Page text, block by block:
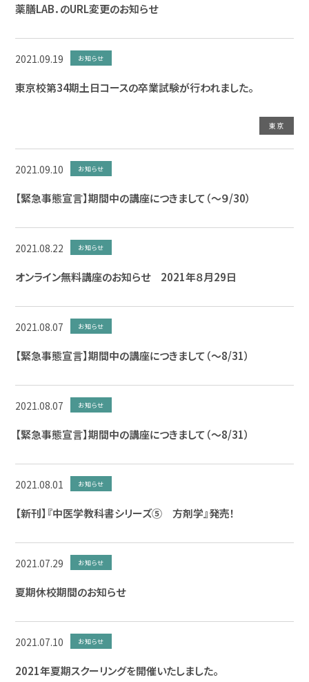
薬膳LAB．のURL変更のお知らせ
2021.09.19 お知らせ
東京校第34期土日コースの卒業試験が行われました。
東京
2021.09.10 お知らせ
【緊急事態宣言】期間中の講座につきまして（～９/30）
2021.08.22 お知らせ
オンライン無料講座のお知らせ 2021年８月29日
2021.08.07 お知らせ
【緊急事態宣言】期間中の講座につきまして（～8/31）
2021.08.07 お知らせ
【緊急事態宣言】期間中の講座につきまして（～8/31）
2021.08.01 お知らせ
【新刊】『中医学教科書シリーズ⑤ 方剤学』発売！
2021.07.29 お知らせ
夏期休校期間のお知らせ
2021.07.10 お知らせ
2021年夏期スクーリングを開催いたしました。